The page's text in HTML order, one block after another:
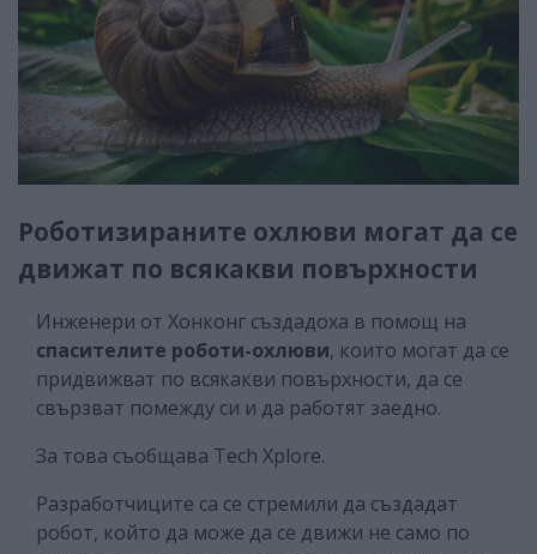
Роботизираните охлюви могат да се
движат по всякакви повърхности
Инженери от Хонконг създадоха в помощ на
спасителите роботи-охлюви, които могат да се
придвижват по всякакви повърхности, да се
свързват помежду си и да работят заедно.
За това съобщава Tech Xplore.
Разработчиците са се стремили да създадат
робот, който да може да се движи не само по